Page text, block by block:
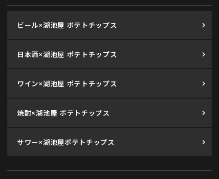
ビール×湖池屋 ポテトチップス
日本酒×湖池屋 ポテトチップス
ワイン×湖池屋 ポテトチップス
焼酎×湖池屋 ポテトチップス
サワー×湖池屋ポテトチップス